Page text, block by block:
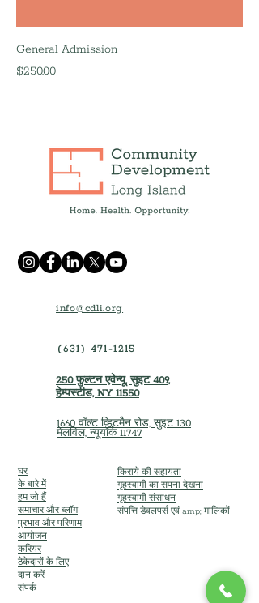
General Admission
मूल्य
$250.00
info@cdli.org
(631) 471-1215
250 फुल्टन एवेन्यू, सुइट 409,
हेम्पस्टीड, NY 11550
1660 वॉल्ट व्हिटमैन रोड, सुइट 130
मेलविल, न्यूयॉर्क 11747
घर
के बारे में
हम जो हैं
समाचार और ब्लॉग
प्रभाव और परिणाम
आयोजन
करियर
ठेकेदारों के लिए
दान करें
संपर्क
किराये की सहायता
गृहस्वामी का सपना देखना
गृहस्वामी संसाधन
संपत्ति डेवलपर्स एवं amp; मालिकों